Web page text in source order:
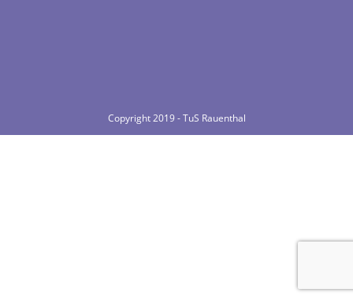
Copyright 2019 - TuS Rauenthal